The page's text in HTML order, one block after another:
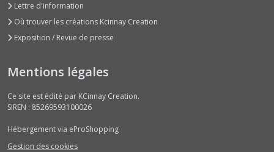
Lettre d'information
Où trouver les créations Kcinnay Creation
Exposition / Revue de presse
Mentions légales
Ce site est édité par KCinnay Creation.
SIREN : 85269593100026
Hébergement via eProShopping
Gestion des cookies